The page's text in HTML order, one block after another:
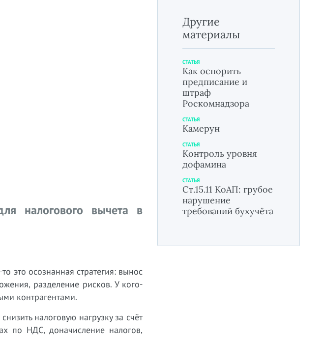
налогового вычета в
это осознанная стратегия: вынос
разделение рисков. У кого-
контрагентами.
налоговую нагрузку за счёт
по НДС, доначисление налогов,
Другие
материалы
СТАТЬЯ
Как оспорить
предписание и
штраф
Роскомнадзора
СТАТЬЯ
Камерун
СТАТЬЯ
Контроль уровня
дофамина
СТАТЬЯ
Ст.15.11 КоАП: грубое
нарушение
требований бухучёта